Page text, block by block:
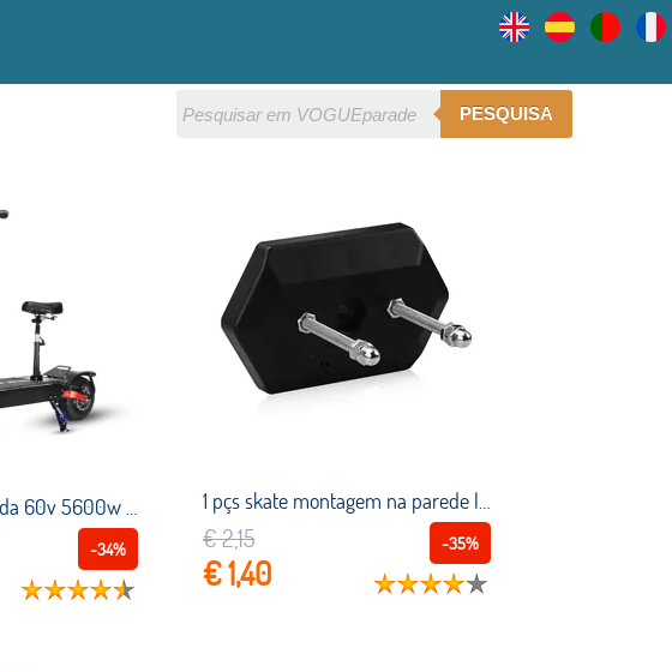
PESQUISA
85km/h 13 polegada 60v 5600w scooter elétrico dobrável e scooter duplo motocicleta elétrica kickboard para adulto
-34%
1 pçs skate montagem na parede longboard armazenamento expositores paredes cabide rack de montagem mais rápida skate gancho de parede preto
-35%
€ 2,15
€ 1,40